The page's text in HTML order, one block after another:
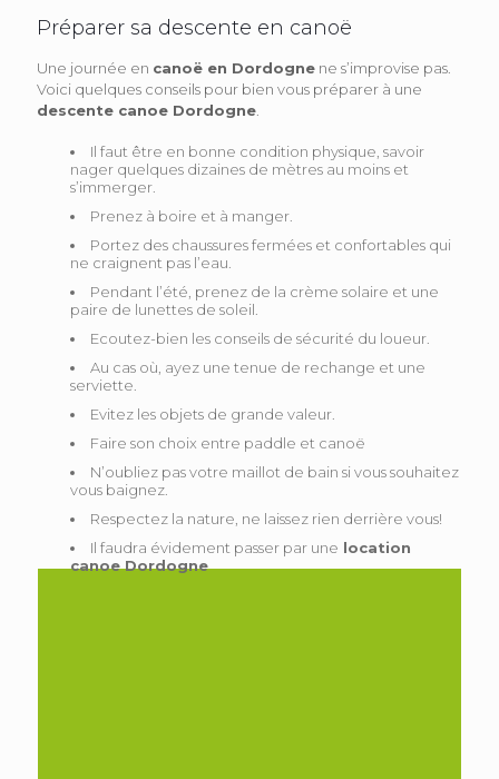
Préparer sa descente en canoë
Une journée en canoë en Dordogne ne s’improvise pas.
Voici quelques conseils pour bien vous préparer à une
descente canoe Dordogne
Il faut être en bonne condition physique, savoir
nager quelques dizaines de mètres au moins et
s’immerger.
Prenez à boire et à manger.
Portez des chaussures fermées et confortables qui
ne craignent pas l’eau.
Pendant l’été, prenez de la crème solaire et une
paire de lunettes de soleil.
Ecoutez-bien les conseils de sécurité du loueur.
Au cas où, ayez une tenue de rechange et une
serviette.
Evitez les objets de grande valeur.
Faire son choix entre paddle et canoë
N’oubliez pas votre maillot de bain si vous souhaitez
vous baignez.
Respectez la nature, ne laissez rien derrière vous!
Il faudra évidement passer par une location
canoe Dordogne